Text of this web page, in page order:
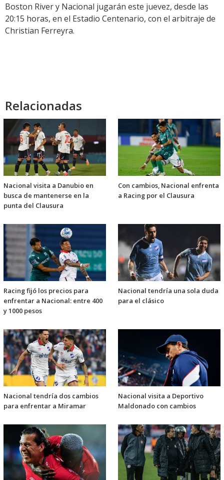
Boston River y Nacional jugarán este juevez, desde las
20:15 horas, en el Estadio Centenario, con el arbitraje de
Christian Ferreyra.
Relacionadas
Nacional visita a Danubio en
busca de mantenerse en la
punta del Clausura
Con cambios, Nacional enfrenta
a Racing por el Clausura
Racing fijó los precios para
enfrentar a Nacional: entre 400
y 1000 pesos
Nacional tendría una sola duda
para el clásico
Nacional tendría dos cambios
para enfrentar a Miramar
Nacional visita a Deportivo
Maldonado con cambios